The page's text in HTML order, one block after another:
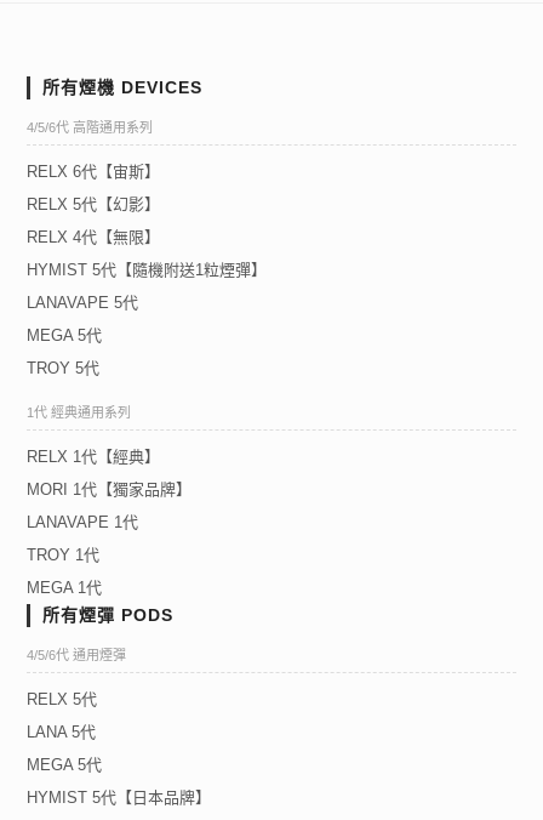
所有煙機 DEVICES
4/5/6代 高階通用系列
RELX 6代【宙斯】
RELX 5代【幻影】
RELX 4代【無限】
HYMIST 5代【隨機附送1粒煙彈】
LANAVAPE 5代
MEGA 5代
TROY 5代
1代 經典通用系列
RELX 1代【經典】
MORI 1代【獨家品牌】
LANAVAPE 1代
TROY 1代
MEGA 1代
所有煙彈 PODS
4/5/6代 通用煙彈
RELX 5代
LANA 5代
MEGA 5代
HYMIST 5代【日本品牌】